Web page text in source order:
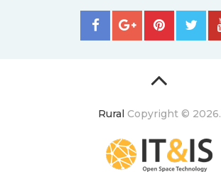
Rural Copyright © 2026.